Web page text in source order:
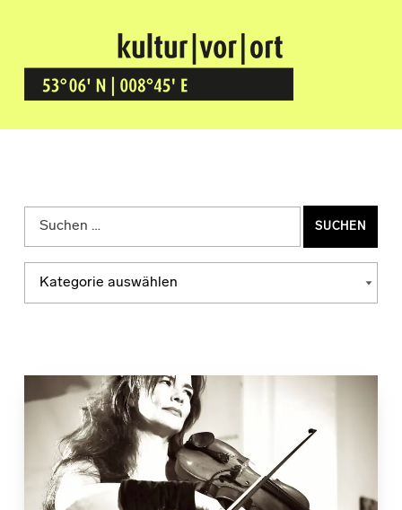
Kultur Vor Ort
BREMEN GRÖPELINGEN
Suchen nach:
KATEGORIEN
Kategorien